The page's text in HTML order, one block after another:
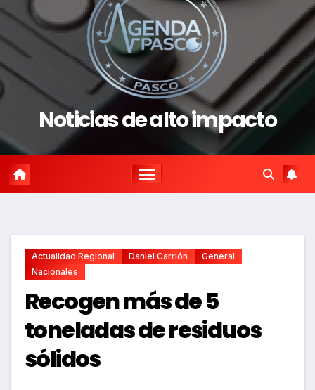
Noticias de alto impacto
Actualidad Regional Daniel Carrión
General
Nacionales
Recogen más de 5
toneladas de residuos
sólidos